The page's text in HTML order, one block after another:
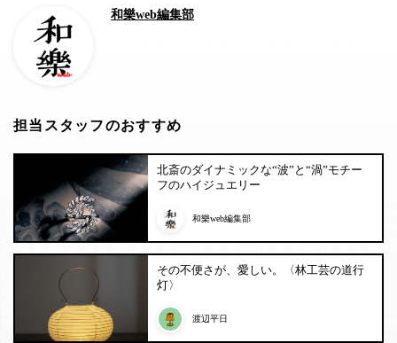
和樂web編集部
担当スタッフのおすすめ
北斎のダイナミックな“波”と“渦”モチー
フのハイジュエリー
和樂web編集部
その不便さが、愛しい。〈林工芸の道行
灯〉
渡辺平日